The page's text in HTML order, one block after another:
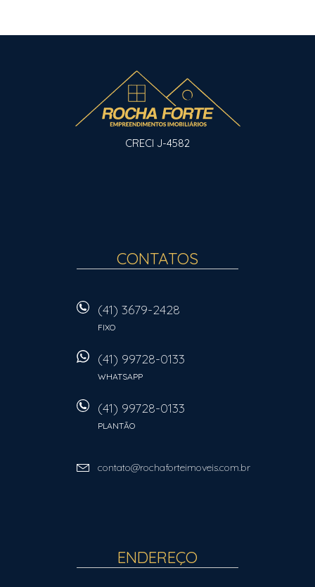
CRECI J-4582
CONTATOS
(41) 3679-2428
FIXO
(41) 99728-0133
WHATSAPP
(41) 99728-0133
PLANTÃO
contato@rochaforteimoveis.com.br
ENDEREÇO